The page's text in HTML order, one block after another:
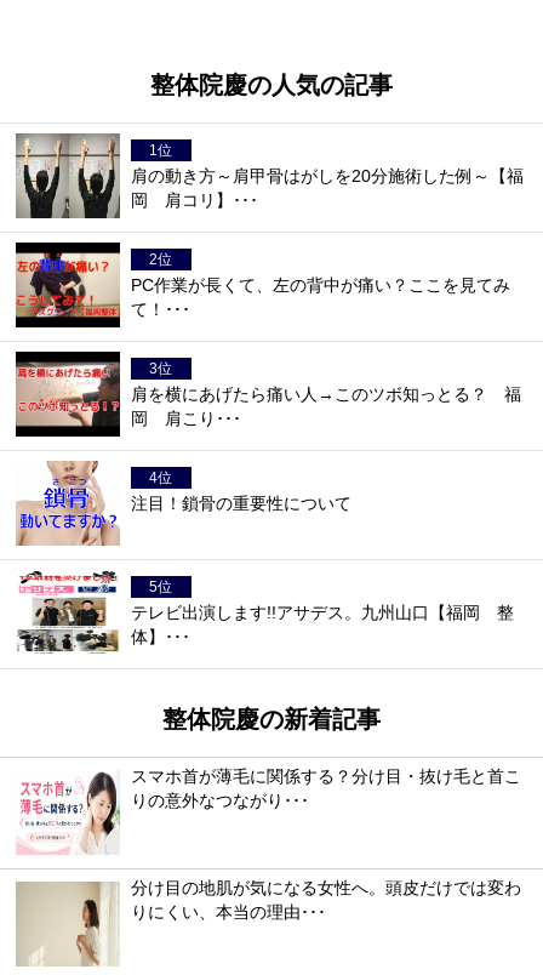
整体院慶の人気の記事
肩の動き方～肩甲骨はがしを20分施術した例～【福
岡 肩コリ】･･･
PC作業が長くて、左の背中が痛い？ここを見てみ
て！･･･
肩を横にあげたら痛い人→このツボ知っとる？ 福
岡 肩こり･･･
注目！鎖骨の重要性について
テレビ出演します!!アサデス。九州山口【福岡 整
体】･･･
整体院慶の新着記事
スマホ首が薄毛に関係する？分け目・抜け毛と首こ
りの意外なつながり･･･
分け目の地肌が気になる女性へ。頭皮だけでは変わ
りにくい、本当の理由･･･